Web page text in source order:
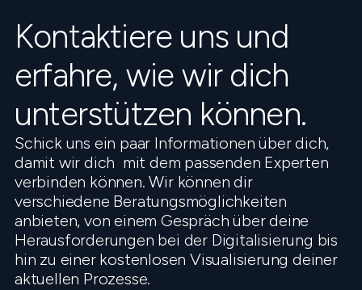
Kontaktiere uns und
erfahre, wie wir dich
unterstützen können.
Schick uns ein paar Informationen über dich,
damit wir dich mit dem passenden Experten
verbinden können. Wir können dir
verschiedene Beratungsmöglichkeiten
anbieten, von einem Gespräch über deine
Herausforderungen bei der Digitalisierung bis
hin zu einer kostenlosen Visualisierung deiner
aktuellen Prozesse.